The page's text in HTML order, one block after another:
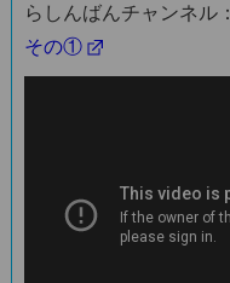
らしんばんチャンネル：
その①